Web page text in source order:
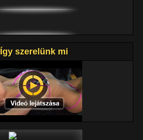
Így szerelünk mi